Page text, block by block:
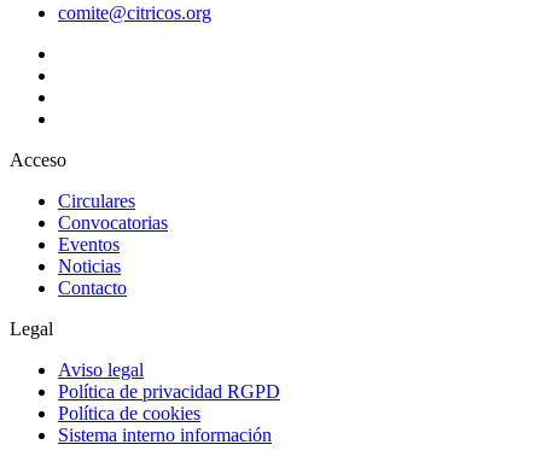
comite@citricos.org
Acceso
Circulares
Convocatorias
Eventos
Noticias
Contacto
Legal
Aviso legal
Política de privacidad RGPD
Política de cookies
Sistema interno información